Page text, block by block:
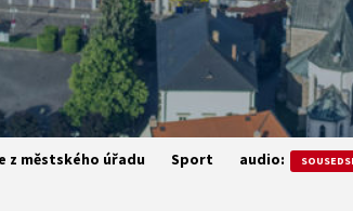
z městského úřadu Sport audio: